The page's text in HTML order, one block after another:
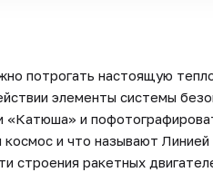
потрогать настоящую
элементы системы
и
и что называют
строения ракетных